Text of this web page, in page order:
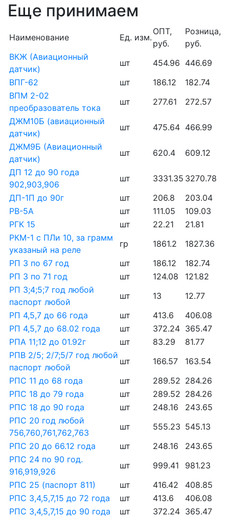
Еще принимаем
Наименование Ед. изм.
ОПТ,
руб.
Розница,
руб.
ВКЖ (Авиационный
датчик)
шт 454.96 446.69
ВПГ-62
шт 186.12
182.74
ВПМ 2-02
преобразователь тока
шт 277.61
272.57
ДЖМ10Б (авиационный
датчик)
шт 475.64 466.99
ДЖМ9Б (Авиационный
датчик)
шт 620.4
609.12
ДП 12 до 90 года
902,903,906
шт 3331.35 3270.78
ДП-1П до 90г
шт 206.8
203.04
РВ-5А
шт 111.05
109.03
РГК 15
шт 22.21
21.81
РКМ-1 с ПЛи 10, за грамм
указаный на реле
гр 1861.2
1827.36
РП 3 по 67 год
шт 186.12
182.74
РП 3 по 71 год
шт 124.08
121.82
РП 3;4;5;7 год любой
паспорт любой
шт 13
12.77
РП 4,5,7 до 66 года
шт 413.6
406.08
РП 4,5,7 до 68.02 года
шт 372.24 365.47
РПА 11;12 до 01.92г
шт 83.29
81.77
РПВ 2/5; 2/7;5/7 год любой
паспорт любой
шт 166.57
163.54
РПС 11 до 68 года
шт 289.52 284.26
РПС 18 до 79 года
шт 289.52 284.26
РПС 18 до 90 года
шт 248.16
243.65
РПС 20 год любой
756,760,761,762,763
шт 555.23 545.13
РПС 20 до 66.12 года
шт 248.16
243.65
РПС 24 по 90 год.
916,919,926
шт 999.41
981.23
РПС 25 (паспорт 811)
шт 416.42
408.85
РПС 3,4,5,7,15 до 72 года
шт 413.6
406.08
РПС 3,4,5,7,15 до 90 года
шт 372.24 365.47